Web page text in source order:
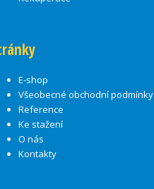
E-shop
Všeobecné obchodní podmínky
Reference
Ke stažení
O nás
Kontakty